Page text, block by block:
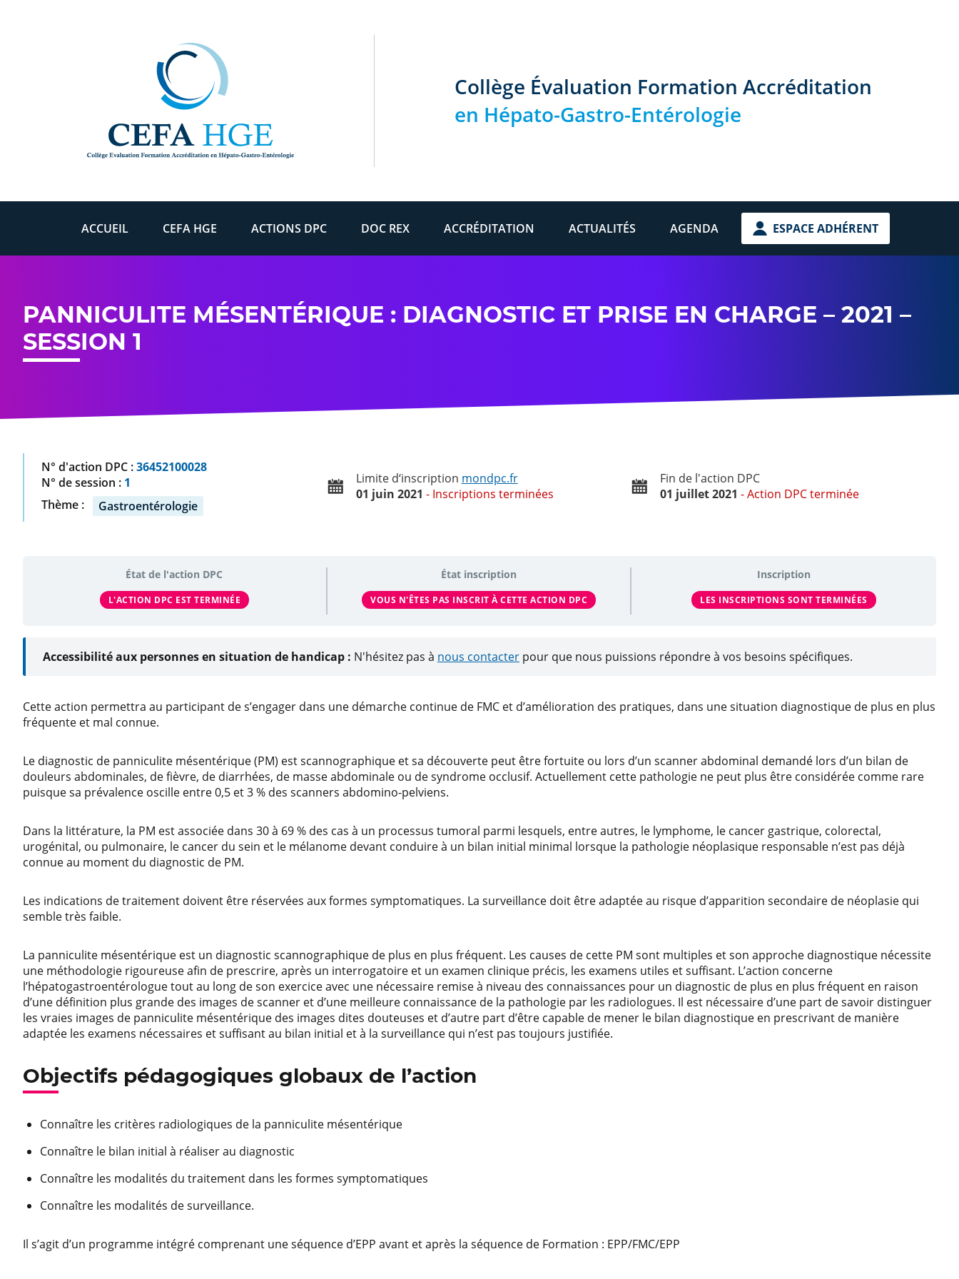
Collège Évaluation Formation Accréditation
en Hépato-Gastro-Entérologie
ACCUEIL CEFA HGE ACTIONS DPC DOC REX ACCRÉDITATION ACTUALITÉS AGENDA ESPACE ADHÉRENT
PANNICULITE MÉSENTÉRIQUE : DIAGNOSTIC ET PRISE EN CHARGE – 2021 –
SESSION 1
N° d'action DPC :36452100028
N° de session : 1
Thème :
Gastroentérologie
Limite d‘inscription mondpc.fr
01 juin 2021
Inscriptions terminées
Fin de l'action DPC
01 juillet 2021
Action DPC terminée
État de l'action DPC
L'ACTION DPC EST TERMINÉE
État inscription
VOUS N'ÊTES PAS INSCRIT À CETTE ACTION DPC
Inscription
LES INSCRIPTIONS SONT TERMINÉES
Accessibilité aux personnes en situation de handicap : N'hésitez pas à nous contacter pour que nous puissions répondre à vos besoins spécifiques.
Cette action permettra au participant de s’engager dans une démarche continue de FMC et d’amélioration des pratiques, dans une situation diagnostique de plus en plus
fréquente et mal connue.
Le diagnostic de panniculite mésentérique (PM) est scannographique et sa découverte peut être fortuite ou lors d’un scanner abdominal demandé lors d’un bilan de
douleurs abdominales, de fièvre, de diarrhées, de masse abdominale ou de syndrome occlusif. Actuellement cette pathologie ne peut plus être considérée comme rare
puisque sa prévalence oscille entre 0,5 et 3 % des scanners abdomino-pelviens.
Dans la littérature, la PM est associée dans 30 à 69 % des cas à un processus tumoral parmi lesquels, entre autres, le lymphome, le cancer gastrique, colorectal,
urogénital, ou pulmonaire, le cancer du sein et le mélanome devant conduire à un bilan initial minimal lorsque la pathologie néoplasique responsable n’est pas déjà
connue au moment du diagnostic de PM.
Les indications de traitement doivent être réservées aux formes symptomatiques. La surveillance doit être adaptée au risque d’apparition secondaire de néoplasie qui
semble très faible.
La panniculite mésentérique est un diagnostic scannographique de plus en plus fréquent. Les causes de cette PM sont multiples et son approche diagnostique nécessite
une méthodologie rigoureuse afin de prescrire, après un interrogatoire et un examen clinique précis, les examens utiles et suffisant. L’action concerne
l’hépatogastroentérologue tout au long de son exercice avec une nécessaire remise à niveau des connaissances pour un diagnostic de plus en plus fréquent en raison
d’une définition plus grande des images de scanner et d’une meilleure connaissance de la pathologie par les radiologues. Il est nécessaire d’une part de savoir distinguer
les vraies images de panniculite mésentérique des images dites douteuses et d’autre part d’être capable de mener le bilan diagnostique en prescrivant de manière
adaptée les examens nécessaires et suffisant au bilan initial et à la surveillance qui n’est pas toujours justifiée.
Objectifs pédagogiques globaux de l’action
Connaître les critères radiologiques de la panniculite mésentérique
Connaître le bilan initial à réaliser au diagnostic
Connaître les modalités du traitement dans les formes symptomatiques
Connaître les modalités de surveillance.
Il s’agit d’un programme intégré comprenant une séquence d’EPP avant et après la séquence de Formation : EPP/FMC/EPP